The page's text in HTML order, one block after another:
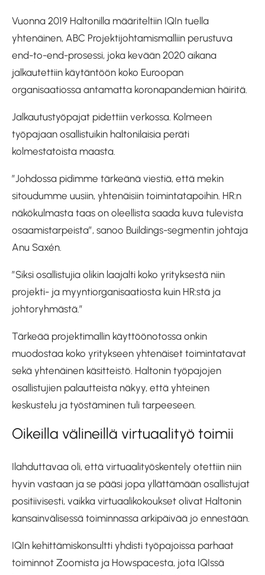
Vuonna 2019 Haltonilla määriteltiin IQIn tuella
yhtenäinen, ABC Projektijohtamismalliin perustuva
end-to-end-prosessi, joka kevään 2020 aikana
jalkautettiin käytäntöön koko Euroopan
organisaatiossa antamatta koronapandemian häiritä.
Jalkautustyöpajat pidettiin verkossa. Kolmeen
työpajaan osallistuikin haltonilaisia peräti
kolmestatoista maasta.
”Johdossa pidimme tärkeänä viestiä, että mekin
sitoudumme uusiin, yhtenäisiin toimintatapoihin. HR:n
näkökulmasta taas on oleellista saada kuva tulevista
osaamistarpeista”, sanoo Buildings-segmentin johtaja
Anu Saxén.
”Siksi osallistujia olikin laajalti koko yrityksestä niin
projekti- ja myyntiorganisaatiosta kuin HR:stä ja
johtoryhmästä.”
Tärkeää projektimallin käyttöönotossa onkin
muodostaa koko yritykseen yhtenäiset toimintatavat
sekä yhtenäinen käsitteistö. Haltonin työpajojen
osallistujien palautteista näkyy, että yhteinen
keskustelu ja työstäminen tuli tarpeeseen.
Oikeilla välineillä virtuaalityö toimii
Ilahduttavaa oli, että virtuaalityöskentely otettiin niin
hyvin vastaan ja se pääsi jopa yllättämään osallistujat
positiivisesti, vaikka virtuaalikokoukset olivat Haltonin
kansainvälisessä toiminnassa arkipäivää jo ennestään.
IQIn kehittämiskonsultti yhdisti työpajoissa parhaat
toiminnot Zoomista ja Howspacesta, jota IQIssä